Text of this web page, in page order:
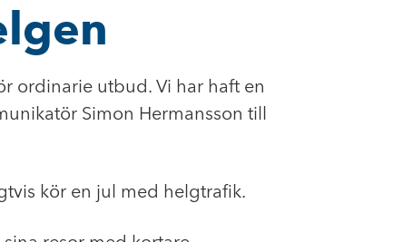
ordinarie utbud. Vi har haft en
Simon Hermansson till
kör en jul med helgtrafik.